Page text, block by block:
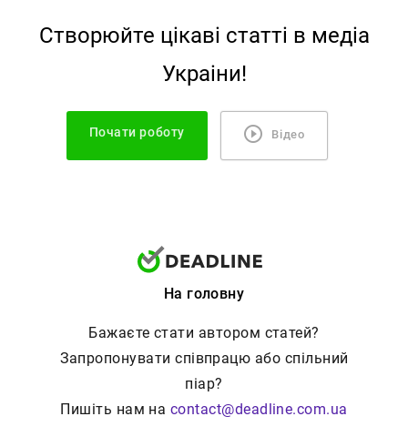
Створюйте цiкавi статтi в медiа
Украiни!
Почати роботу Відео
На головну
Бажаєте стати автором статей?
Запропонувати співпрацю або спільний
піар?
Пишіть нам на contact@deadline.com.ua